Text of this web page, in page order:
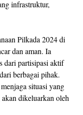
infrastruktur,
Pilkada 2024 di
dan aman. Ia
dari partisipasi aktif
berbagai pihak.
situasi yang
dikeluarkan oleh